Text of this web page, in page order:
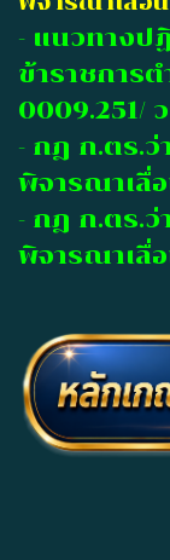
- แนวทางป
ข้าราชการ
0009.251/
- กฎ ก.ตร.
พิจารณาเลื่
- กฎ ก.ตร.
พิจารณาเลื่